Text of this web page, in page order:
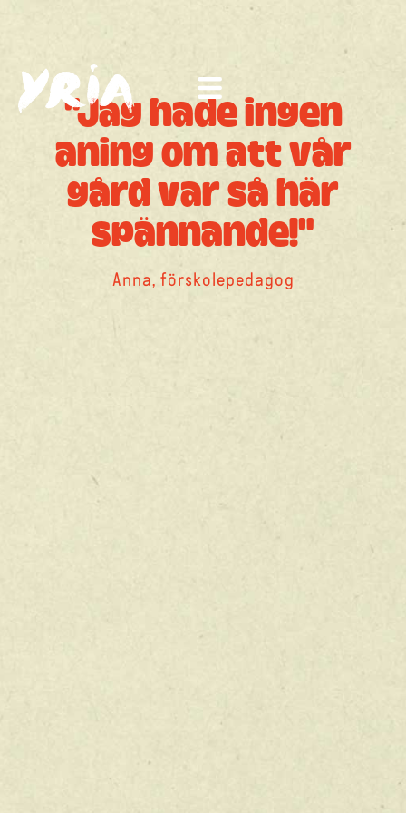
"Jag hade ingen
aning om att vår
gård var så här
spännande!"
Anna, förskolepedagog